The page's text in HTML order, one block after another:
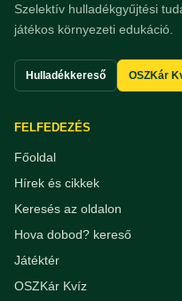
Szelektív hulladékgyűjtési
játékos környezeti edukáció.
Hulladékkereső OSZKár
FELFEDEZÉS
Főoldal
Hírek és cikkek
Keresés az oldalon
Hova dobod? kereső
Játéktér
OSZKár Kvíz